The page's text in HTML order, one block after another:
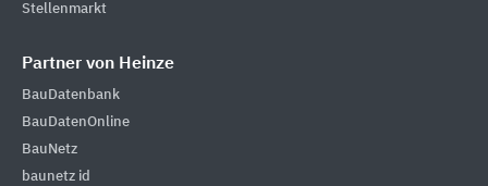
Stellenmarkt
Partner von Heinze
BauDatenbank
BauDatenOnline
BauNetz
baunetz id